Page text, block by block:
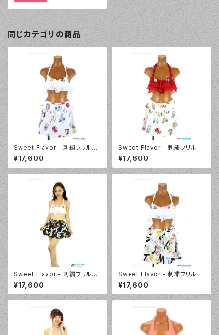
同じカテゴリの商品
Sweet Flavor - 刺繍フリルプ
リントスカート付 3点セット（33
7020 - 80:ブルー）
¥17,600
Sweet Flavor - 刺繍フリルプ
リントスカート付 3点セット（33
7020 - 40:レッド）
¥17,600
Sweet Flavor - 刺繍フリルプ
リントスカート付 3点セット（33
7020 - 12:ブラック）
¥17,600
Sweet Flavor - 刺繍フリルプ
リントスカート付 3点セット（33
7020 - 09:ホワイト）
¥17,600